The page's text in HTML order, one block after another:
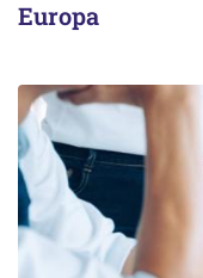
Europa